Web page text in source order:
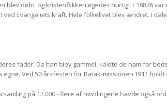
døbt, og kristenflikken øgedes hurtigt. I 18876 var
Evangeliets kraft. Hele folkelivet blev ændret. I
fader. Da han blev gammel, kaldte de ham for
Ved 50 årsfesten for Batak-missionen 1911
på 12.000 - flere af høvdingene havde også